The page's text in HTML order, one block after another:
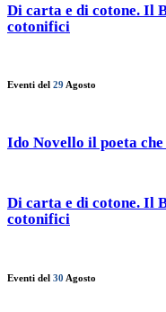
Di carta e di cotone. Il
cotonifici
Eventi del 29 Agosto
Ido Novello il poeta
Di carta e di cotone. Il
cotonifici
Eventi del 30 Agosto